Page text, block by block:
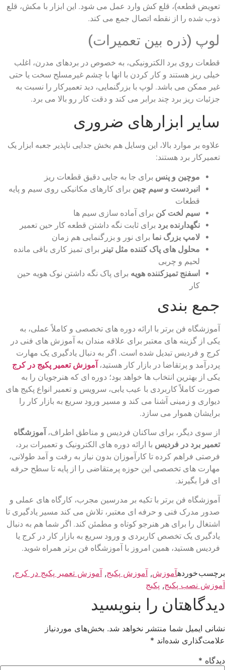
تعویض قطعه)، قلع‌ کش وارد عمل می‌ شود. این ابزار با مکش، قلع
ذوب‌ شده را از نقطه اتصال جمع می‌ کند.
لوپ (ذره‌ بین تعمیرات)
قطعات روی برد الکترونیکی، به‌ خصوص در بردهای مدرن، اغلب
خیلی ریز هستند و کار کردن با انها با چشم غیرمسلح سخت یا حتی
غیر ممکن می باشد. لوپ با بزرگنمایی، دید تعمیرکار را نسبت به
جزئیات ریز برد چند برابر می‌ کند و دقت کار رو بالا می‌ برد.
سایر ابزارهای ضروری
علاوه بر موارد بالا، این وسایل هم بخش جدایی‌ ناپذیر جعبه‌ ابزار یک
تعمیرکار برد هستند:
موچین و پنس برای جا به‌ جایی دقیق قطعات ریز
انبردست و سیم‌ چین برای کارهای مکانیکی روی سیم و پایه
قطعات
سیم لخت‌ کن برای آماده‌ سازی سیم‌ ها
نگهدارنده برد برای ثابت نگه‌ داشتن قطعه کار حین تعمیر
لامپ بزرگ‌ نما برای نور و بزرگنمایی هم‌ زمان
محلول‌ های پاک‌ کننده مثل تینر برای تمیز کاری باقی‌ مانده
لحیم و چربی
اسفنج تمیزکننده هویه برای پاک نگه‌ داشتن نوک هویه حین
کار
جمع‌ بندی
آموزشگاه فن برتر با ارائه دوره‌ های تخصصی و کاملاً عملی، به
یکی از گزینه‌ های معتبر برای علاقه‌ مندان به آموزش‌ های فنی در
کرج و فردیس تبدیل شده است. اگر به دنبال یادگیری یک مهارت
پردرآمد و پرتقاضا در بازار کار هستید، آموزش تعمیر پکیج در کرج
یکی از بهترین انتخاب‌ ها خواهد بود؛ دوره‌ ای که هنرجویان را به‌
صورت کاملاً کاربردی با عیب‌ یابی، سرویس و تعمیر انواع پکیج‌ های
دیواری و زمینی آشنا می‌ کند و مسیر ورود سریع به بازار کار را
برایشان هموار می‌ سازد.
از سوی دیگر، برای ساکنان فردیس و مناطق اطراف، آموزشگاه
تعمیر برد در فردیس با ارائه دوره‌ های الکترونیک و تعمیرات برد،
فرصتی فراهم کرده تا کارآموزان بدون نیاز به رفت‌ و آمد طولانی،
مهارت‌ های تخصصی این حوزه پرمتقاضی را از پایه تا سطح حرفه‌
ای فرا بگیرند.
آموزشگاه فن برتر با تکیه بر مدرسین مجرب، کارگاه‌ های عملی و
صدور مدرک فنی‌ و حرفه‌ ای معتبر، تلاش می‌ کند مسیر یادگیری تا
اشتغال را برای هر هنرجو کوتاه و مطمئن کند. اگر شما هم به دنبال
یادگیری یک تخصص کاربردی و ورود سریع به بازار کار در کرج یا
فردیس هستید، همین امروز با آموزشگاه فن برتر همراه شوید.
برچسب خوردهآموزش, آموزش پکیج, آموزش تعمیر پکیج در کرج,
آموزش نصب پکیج, پکیج
دیدگاهتان را بنویسید
نشانی ایمیل شما منتشر نخواهد شد. بخش‌های موردنیاز
علامت‌گذاری شده‌اند *
دیدگاه *